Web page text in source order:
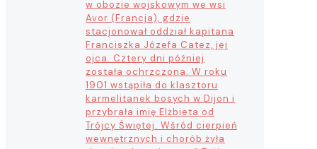
w obozie wojskowym we wsi
Avor (Francja), gdzie
stacjonował oddział kapitana
Franciszka Józefa Catez, jej
ojca. Cztery dni później
została ochrzczona. W roku
1901 wstąpiła do klasztoru
karmelitanek bosych w Dijon i
przybrała imię Elżbieta od
Trójcy Świętej. Wśród cierpień
wewnętrznych i chorób żyła